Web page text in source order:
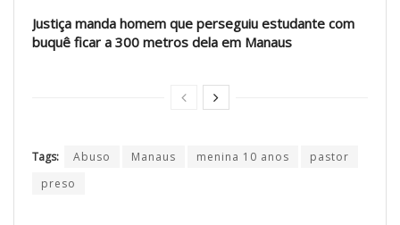
Justiça manda homem que perseguiu estudante com
buquê ficar a 300 metros dela em Manaus
Tags: Abuso Manaus menina 10 anos
pastor
preso